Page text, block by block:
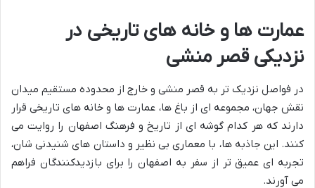
عمارت ها و خانه های تاریخی در
نزدیکی قصر منشی
در فواصل نزدیک تر به قصر منشی و خارج از محدوده مستقیم میدان
نقش جهان، مجموعه ای از باغ ها، عمارت ها و خانه های تاریخی قرار
دارند که هر کدام گوشه ای از تاریخ و فرهنگ اصفهان را روایت می
کنند. این جاذبه ها، با معماری بی نظیر و داستان های شنیدنی شان،
تجربه ای عمیق تر از سفر به اصفهان را برای بازدیدکنندگان فراهم
می آورند.